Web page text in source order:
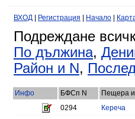
ВХОД Регистрация Начало
Подреждане
По дължина,
Район и N,
Инфо БФСп N Пещера
0294
Кереча